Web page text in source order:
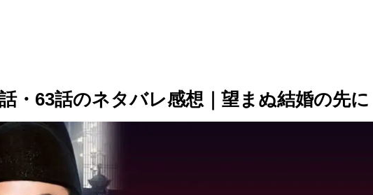
話・63話のネタバレ感想｜望まぬ結婚の先に